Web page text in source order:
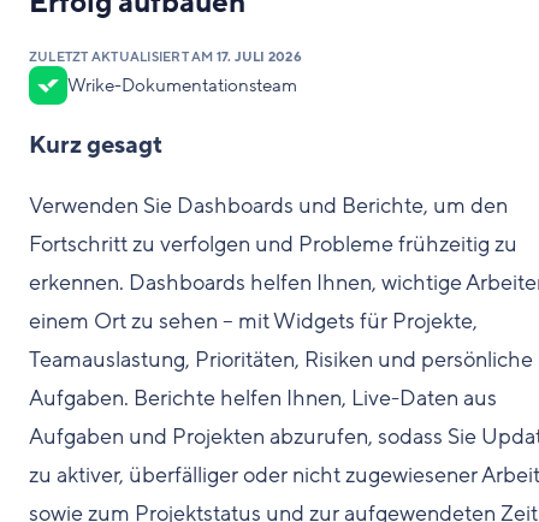
ZULETZT AKTUALISIERT AM 17. JULI 2026
Wrike-Dokumentationsteam
Kurz gesagt
Verwenden Sie Dashboards und Berichte, um den
Fortschritt zu verfolgen und Probleme frühzeitig zu
erkennen. Dashboards helfen Ihnen, wichtige
einem Ort zu sehen – mit Widgets für Projekte,
Teamauslastung, Prioritäten, Risiken und persönliche
Aufgaben. Berichte helfen Ihnen, Live-Daten aus
Aufgaben und Projekten abzurufen, sodass Sie
zu aktiver, überfälliger oder nicht zugewiesener Arbeit
sowie zum Projektstatus und zur aufgewendeten Zeit